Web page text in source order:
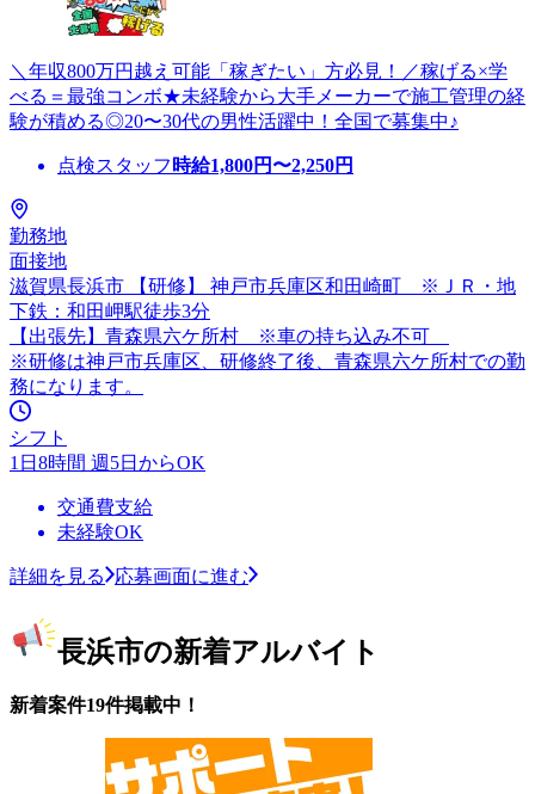
＼年収800万円越え可能「稼ぎたい」方必見！／稼げる×学
べる＝最強コンボ★未経験から大手メーカーで施工管理の経
験が積める◎20〜30代の男性活躍中！全国で募集中♪
点検スタッフ 時給1,800円〜2,250円
勤務地
面接地
滋賀県長浜市 【研修】 神戸市兵庫区和田崎町 ※ＪＲ・地
下鉄：和田岬駅徒歩3分
【出張先】青森県六ケ所村 ※車の持ち込み不可
※研修は神戸市兵庫区、研修終了後、青森県六ケ所村での勤
務になります。
シフト
1日8時間 週5日からOK
交通費支給
未経験OK
詳細を見る 応募画面に進む
長浜市の新着アルバイト
新着案件19件掲載中！